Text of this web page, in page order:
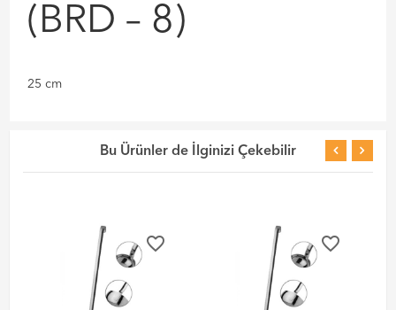
(BRD – 8)
25 cm
Bu Ürünler de İlginizi Çekebilir
favorite_border favorite_border